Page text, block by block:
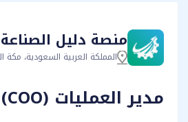
منصة دليل
المملكة العربية السعودية، مكة
مدير العمليات (COO)